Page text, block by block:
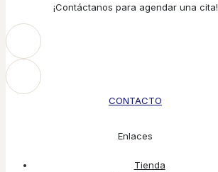
¡Contáctanos para agendar una cita!
CONTACTO
Enlaces
Tienda